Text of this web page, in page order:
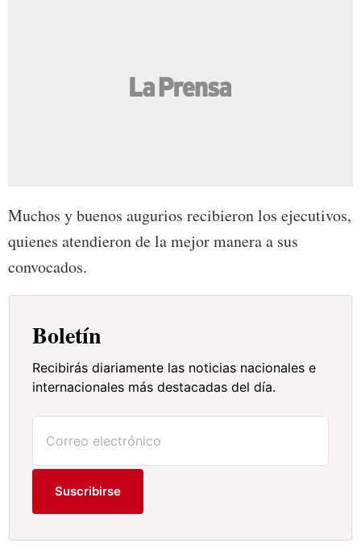
Muchos y buenos augurios recibieron los ejecutivos,
quienes atendieron de la mejor manera a sus
convocados.
Boletín
Recibirás diariamente las noticias nacionales e
internacionales más destacadas del día.
Suscribirse